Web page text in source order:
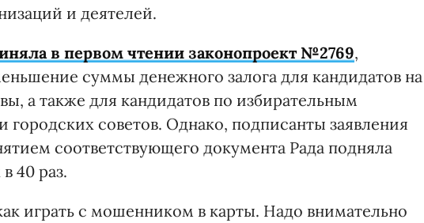
и деятелей.
в первом чтении законопроект №2769,
суммы денежного залога для кандидатов на
а также для кандидатов по избирательным
городских советов. Однако, подписанты заявления
соответствующего документа Рада подняла
40 раз.
играть с мошенником в карты. Надо внимательно